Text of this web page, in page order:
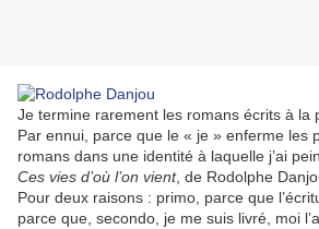
Je termine rarement les romans écrits à la
Par ennui, parce que le « je » enferme les
romans dans une identité à laquelle j’ai
Ces vies d’où l’on vient, de Rodolphe
Pour deux raisons : primo, parce que
parce que, secondo, je me suis livré, moi